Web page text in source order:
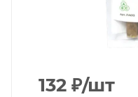
132 ₽/шт